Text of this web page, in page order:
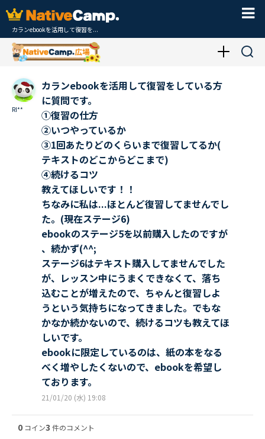
カランebookを活用して復習を...
RI**
カランebookを活用して復習をしている方
に質問です。
①復習の仕方
②いつやっているか
③1回あたりどのくらいまで復習してるか(
テキストのどこからどこまで)
④続けるコツ
教えてほしいです！！
ちなみに私は...ほとんど復習してませんでし
た。(現在ステージ6)
ebookのステージ5を以前購入したのですが
、続かず(^^;
ステージ6はテキスト購入してませんでした
が、レッスン中にうまくできなくて、落ち
込むことが増えたので、ちゃんと復習しよ
うという気持ちになってきました。でもな
かなか続かないので、続けるコツも教えてほ
しいです。
ebookに限定しているのは、紙の本をなる
べく増やしたくないので、ebookを希望し
ております。
21/01/20 (水) 19:08
0 コイン3 件のコメント